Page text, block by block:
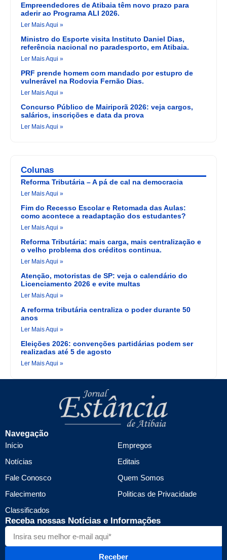
Empreendedores de Atibaia têm novo prazo para
aderir ao Programa ALI 2026.
Ler Mais Aqui »
Ministro do Esporte visita Instituto Daniel Dias,
referência nacional no paradesporto, em Atibaia.
Ler Mais Aqui »
PRF prende homem com mandado por estupro de
vulnerável na Rodovia Fernão Dias.
Ler Mais Aqui »
Concurso Público de Mairiporã 2026: veja cargos,
salários, inscrições e data da prova
Ler Mais Aqui »
Colunas
Reforma Tributária – A pá de cal na democracia
Ler Mais Aqui »
Fim do Recesso Escolar e Retomada das Aulas:
como acontece a readaptação dos estudantes?
Ler Mais Aqui »
Reforma Tributária: mais carga, mais centralização e
o velho problema dos créditos continua.
Ler Mais Aqui »
Atenção, motoristas de SP: veja o calendário do
Licenciamento 2026 e evite multas
Ler Mais Aqui »
A reforma tributária centraliza o poder durante 50
anos
Ler Mais Aqui »
Eleições 2026: convenções partidárias podem ser
realizadas até 5 de agosto
Ler Mais Aqui »
Navegação
Início
Notícias
Fale Conosco
Falecimento
Classificados
Empregos
Editais
Quem Somos
Politicas de Privacidade
Receba nossas Notícias e Informações
Receber